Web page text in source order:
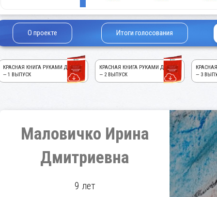
О проекте Итоги голосования
КРАСНАЯ КНИГА РУКАМИ ДЕТЕЙ!
— 1 ВЫПУСК
КРАСНАЯ КНИГА РУКАМИ ДЕТЕЙ!
— 2 ВЫПУСК
— 3
Маловичко Ирина
Дмитриевна
9 лет